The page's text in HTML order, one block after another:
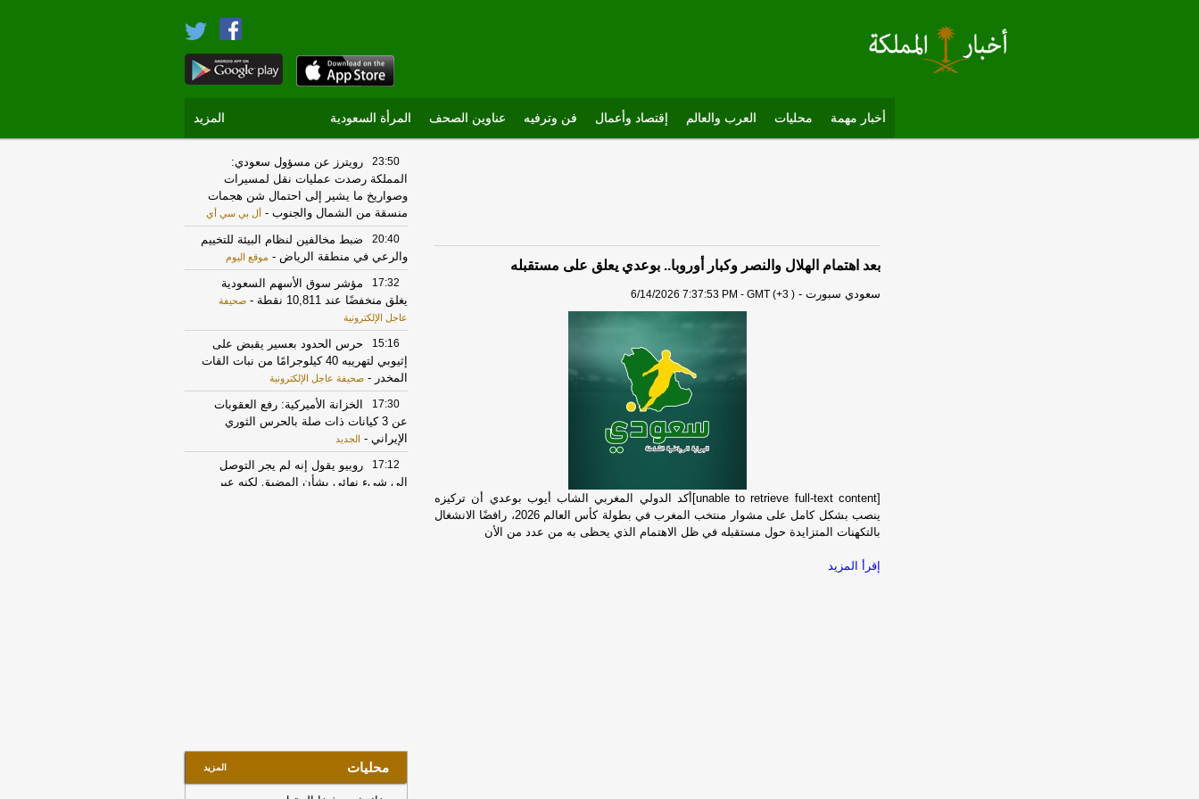
أخبار مهمة محليات العرب والعالم إقتصاد وأعمال فن وترفيه عناوين الصحف المرأة السعودية المزيد
بعد اهتمام الهلال والنصر وكبار أوروبا.. بوعدي يعلق على مستقبله
سعودي سبورت -
6/14/2026 7:37:53 PM - GMT (+3 )
[unable to retrieve full-text content]أكد الدولي المغربي الشاب أيوب بوعدي أن تركيزه
ينصب بشكل كامل على مشوار منتخب المغرب في بطولة كأس العالم 2026، رافضًا الانشغال
بالتكهنات المتزايدة حول مستقبله في ظل الاهتمام الذي يحظى به من عدد من الأن
إقرأ المزيد
23:50
رويترز عن مسؤول سعودي:
المملكة رصدت عمليات نقل لمسيرات
وصواريخ ما يشير إلى احتمال شن هجمات
منسقة من الشمال والجنوب - أل بي سي أي
20:40
ضبط مخالفين لنظام البيئة للتخييم
والرعي في منطقة الرياض - موقع اليوم
17:32
مؤشر سوق الأسهم السعودية
يغلق منخفضًا عند 10,811 نقطة
- صحيفة
عاجل الإلكترونية
15:16
حرس الحدود بعسير يقبض على
إثيوبي لتهريبه 40 كيلوجرامًا من نبات القات
المخدر - صحيفة عاجل الإلكترونية
17:30
الخزانة الأميركية: رفع العقوبات
عن 3 كيانات ذات صلة بالحرس الثوري
الإيراني - الجديد
17:12
روبيو يقول إنه لم يجر التوصل
الى شيء نهائي بشأن المضيق لكنه عبر
التصعيد -
22:02
مركز الملك سلمان للإغاثة يقدّم
محليات المزيد